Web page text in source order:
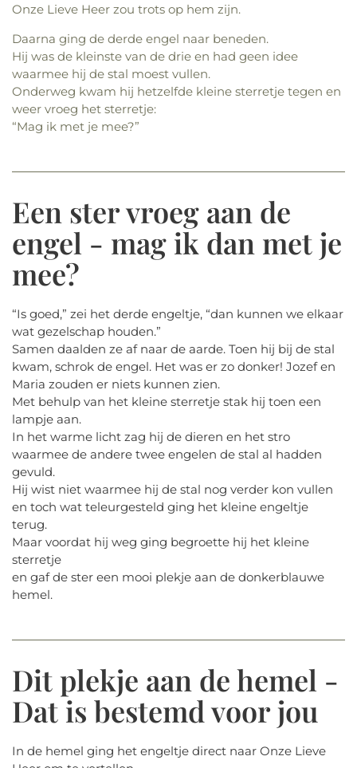
Onze Lieve Heer zou trots op hem zijn.
Daarna ging de derde engel naar beneden.
Hij was de kleinste van de drie en had geen idee
waarmee hij de stal moest vullen.
Onderweg kwam hij hetzelfde kleine sterretje tegen en
weer vroeg het sterretje:
“Mag ik met je mee?”
Een ster vroeg aan de
engel - mag ik dan met je
mee?
“Is goed,” zei het derde engeltje, “dan kunnen we elkaar
wat gezelschap houden.”
Samen daalden ze af naar de aarde. Toen hij bij de stal
kwam, schrok de engel. Het was er zo donker! Jozef en
Maria zouden er niets kunnen zien.
Met behulp van het kleine sterretje stak hij toen een
lampje aan.
In het warme licht zag hij de dieren en het stro
waarmee de andere twee engelen de stal al hadden
gevuld.
Hij wist niet waarmee hij de stal nog verder kon vullen
en toch wat teleurgesteld ging het kleine engeltje
terug.
Maar voordat hij weg ging begroette hij het kleine
sterretje
en gaf de ster een mooi plekje aan de donkerblauwe
hemel.
Dit plekje aan de hemel -
Dat is bestemd voor jou
In de hemel ging het engeltje direct naar Onze Lieve